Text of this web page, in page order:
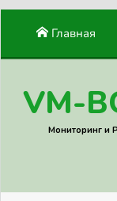
Главная
VM-
Мониторинг и